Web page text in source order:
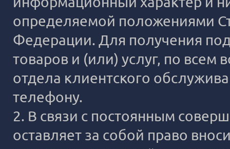
определяемой положениями
Федерации. Для получения
товаров и (или) услуг, по
отдела клиентского
телефону.
2. В связи с постоянным
оставляет за собой право